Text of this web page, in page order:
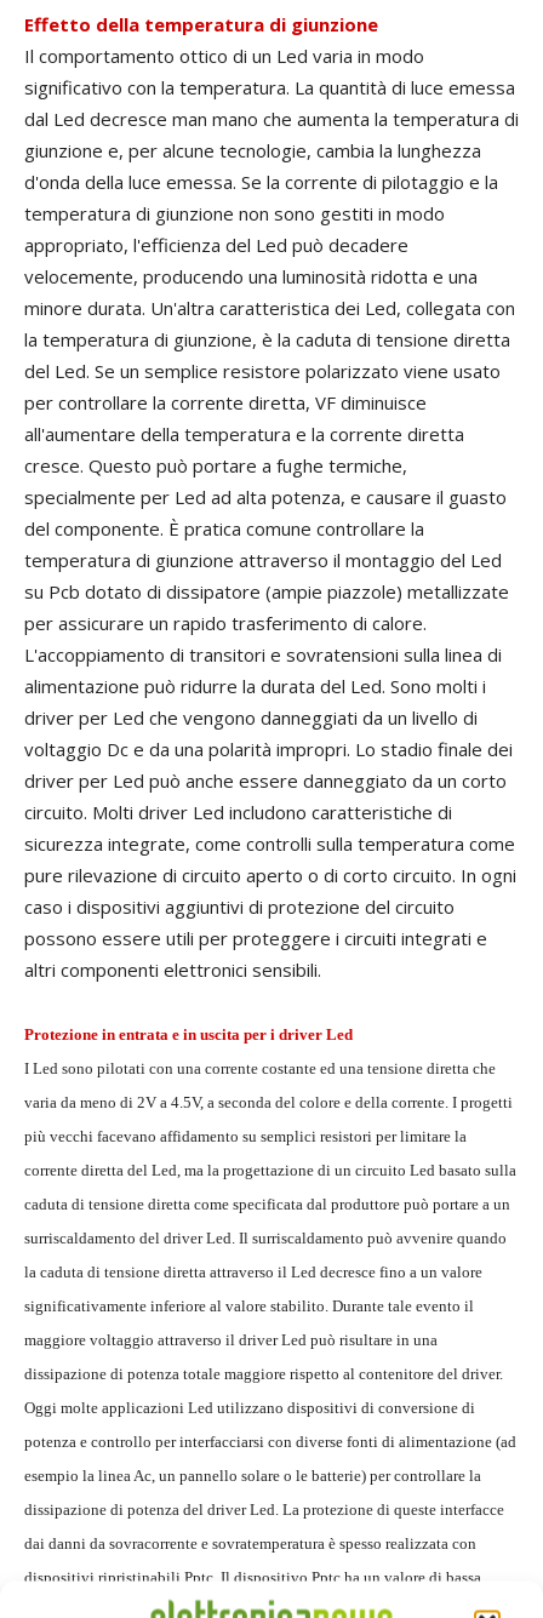
Effetto della temperatura di giunzione
Il comportamento ottico di un Led varia in modo
significativo con la temperatura. La quantità di luce emessa
dal Led decresce man mano che aumenta la temperatura di
giunzione e, per alcune tecnologie, cambia la lunghezza
d'onda della luce emessa. Se la corrente di pilotaggio e la
temperatura di giunzione non sono gestiti in modo
appropriato, l'efficienza del Led può decadere
velocemente, producendo una luminosità ridotta e una
minore durata. Un'altra caratteristica dei Led, collegata con
la temperatura di giunzione, è la caduta di tensione diretta
del Led. Se un semplice resistore polarizzato viene usato
per controllare la corrente diretta, VF diminuisce
all'aumentare della temperatura e la corrente diretta
cresce. Questo può portare a fughe termiche,
specialmente per Led ad alta potenza, e causare il guasto
del componente. È pratica comune controllare la
temperatura di giunzione attraverso il montaggio del Led
su Pcb dotato di dissipatore (ampie piazzole) metallizzate
per assicurare un rapido trasferimento di calore.
L'accoppiamento di transitori e sovratensioni sulla linea di
alimentazione può ridurre la durata del Led. Sono molti i
driver per Led che vengono danneggiati da un livello di
voltaggio Dc e da una polarità impropri. Lo stadio finale dei
driver per Led può anche essere danneggiato da un corto
circuito. Molti driver Led includono caratteristiche di
sicurezza integrate, come controlli sulla temperatura come
pure rilevazione di circuito aperto o di corto circuito. In ogni
caso i dispositivi aggiuntivi di protezione del circuito
possono essere utili per proteggere i circuiti integrati e
altri componenti elettronici sensibili.
Protezione in entrata e in uscita per i driver Led
I Led sono pilotati con una corrente costante ed una tensione diretta che
varia da meno di 2V a 4.5V, a seconda del colore e della corrente. I progetti
più vecchi facevano affidamento su semplici resistori per limitare la
corrente diretta del Led, ma la progettazione di un circuito Led basato sulla
caduta di tensione diretta come specificata dal produttore può portare a un
surriscaldamento del driver Led. Il surriscaldamento può avvenire quando
la caduta di tensione diretta attraverso il Led decresce fino a un valore
significativamente inferiore al valore stabilito. Durante tale evento il
maggiore voltaggio attraverso il driver Led può risultare in una
dissipazione di potenza totale maggiore rispetto al contenitore del driver.
Oggi molte applicazioni Led utilizzano dispositivi di conversione di
potenza e controllo per interfacciarsi con diverse fonti di alimentazione (ad
esempio la linea Ac, un pannello solare o le batterie) per controllare la
dissipazione di potenza del driver Led. La protezione di queste interfacce
dai danni da sovracorrente e sovratemperatura è spesso realizzata con
dispositivi ripristinabili Pptc. Il dispositivo Pptc ha un valore di bassa
resistenza in condizione di normale corrente operativa. In caso di